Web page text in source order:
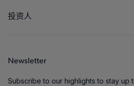
人才招聘
联系我们
投资人
Newsletter
Subscribe to our highlights to stay up